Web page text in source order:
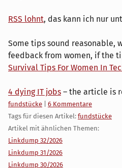
RSS lohnt, das kann ich nur
Some tips sound reasonable,
feedback from women, if the
Survival Tips For Women In
4 dying IT jobs – the article is
Kategorien:
fundstücke
6 Kommentare
Tags für diesen Artikel: fundstücke
Artikel mit ähnlichen Themen:
Linkdump 32/2026
Linkdump 31/2026
Linkdump 30/2026